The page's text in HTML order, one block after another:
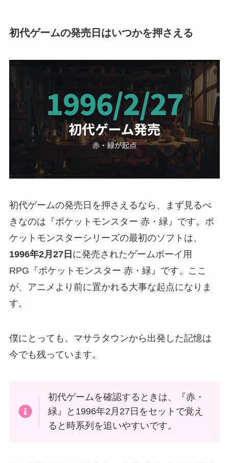
初代ゲームの発売日はいつかを押さえる
初代ゲームの発売日を押さえるなら、まず見るべ
きなのは『ポケットモンスター 赤・緑』です。ポ
ケットモンスターシリーズの最初のソフトは、
1996年2月27日 に発売されたゲームボーイ用
RPG『ポケットモンスター 赤・緑』です。ここ
が、アニメより前に置かれる大事な起点になりま
す。
僕にとっても、マサラタウンから出発した記憶は
今でも残っています。
初代ゲームを確認するときは、『赤・
緑』と1996年2月27日をセットで覚え
ると時系列を追いやすいです。